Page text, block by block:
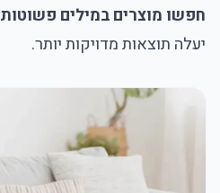
חפשו מוצרים במילים פשוטות
יעלה תוצאות מדויקות יותר.